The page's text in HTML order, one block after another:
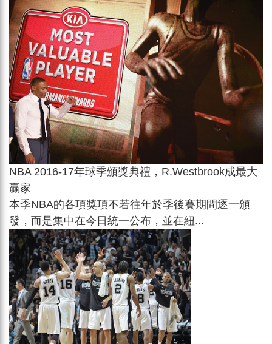
NBA 2016-17年球季頒獎典禮，R.Westbrook成最大
贏家
本季NBA的各項獎項不若往年於季後賽期間逐一頒
發，而是集中在今日統一公布，並在紐...